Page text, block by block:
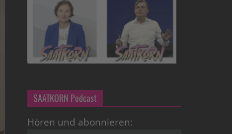
SAATKORN Podcast
Hören und abonnieren: